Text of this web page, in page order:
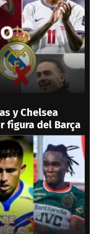
y Chelsea
figura del Barça